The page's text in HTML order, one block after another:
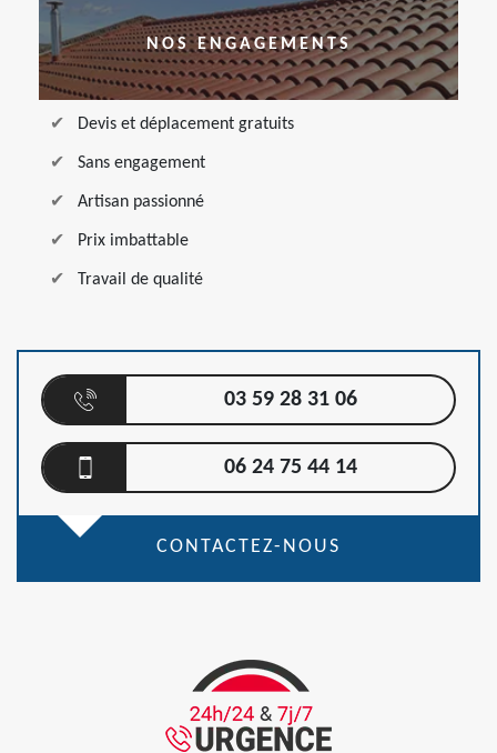
NOS ENGAGEMENTS
Devis et déplacement gratuits
Sans engagement
Artisan passionné
Prix imbattable
Travail de qualité
03 59 28 31 06
06 24 75 44 14
CONTACTEZ-NOUS